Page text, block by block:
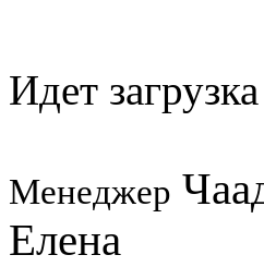
Идет
Менеджер
Елена